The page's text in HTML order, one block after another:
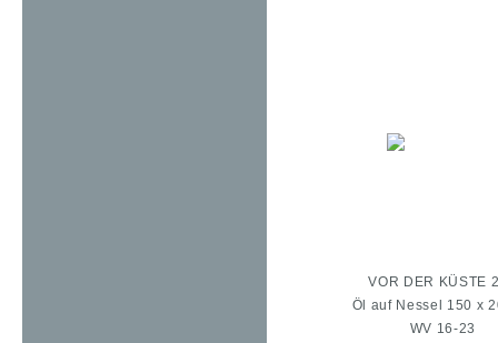
VOR DER KÜSTE
Öl auf Nessel 150 x
WV 16-23